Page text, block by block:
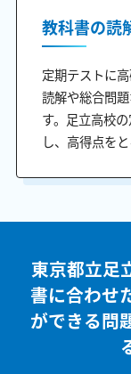
教科書の読
定期テストに
読解や総合問
す。足立高校
し、高得点を
東京都立足
書に合わせ
ができる問